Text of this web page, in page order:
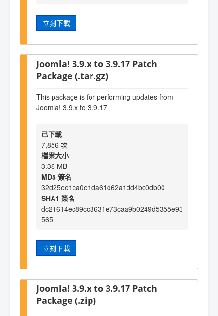
立刻下載
Joomla! 3.9.x to 3.9.17 Patch
Package (.tar.gz)
This package is for performing updates from
Joomla! 3.9.x to 3.9.17
已下載
7,856 次
檔案大小
3.38 MB
MD5 簽名
32d25ee1ca0e1da61d62a1dd4bc0db00
SHA1 簽名
dc21614ec89cc3631e73caa9b0249d5355e93
565
立刻下載
Joomla! 3.9.x to 3.9.17 Patch
Package (.zip)